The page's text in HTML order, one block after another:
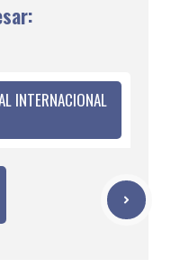
INTERNACIONAL